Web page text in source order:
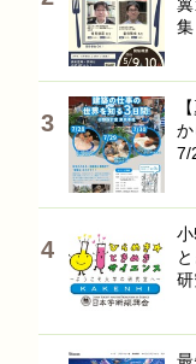
集
か
7/